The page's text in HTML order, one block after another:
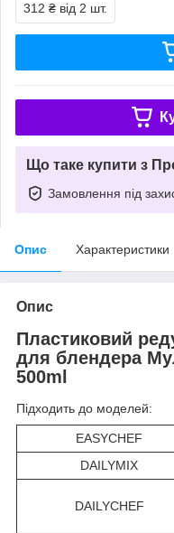
312 ₴ від 2 шт.
Що таке купити з
Замовлення під
Опис Характеристики
Опис
Пластиковий
для блендера
500ml
Підходить до моделей:
EASYCHEF
DAILYMIX
DAILYCHEF